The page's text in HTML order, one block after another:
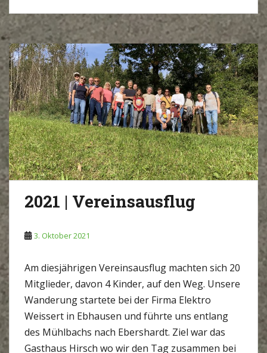
2021 | Vereinsausflug
3. Oktober 2021
Am diesjährigen Vereinsausflug machten sich 20
Mitglieder, davon 4 Kinder, auf den Weg. Unsere
Wanderung startete bei der Firma Elektro
Weissert in Ebhausen und führte uns entlang
des Mühlbachs nach Ebershardt. Ziel war das
Gasthaus Hirsch wo wir den Tag zusammen bei